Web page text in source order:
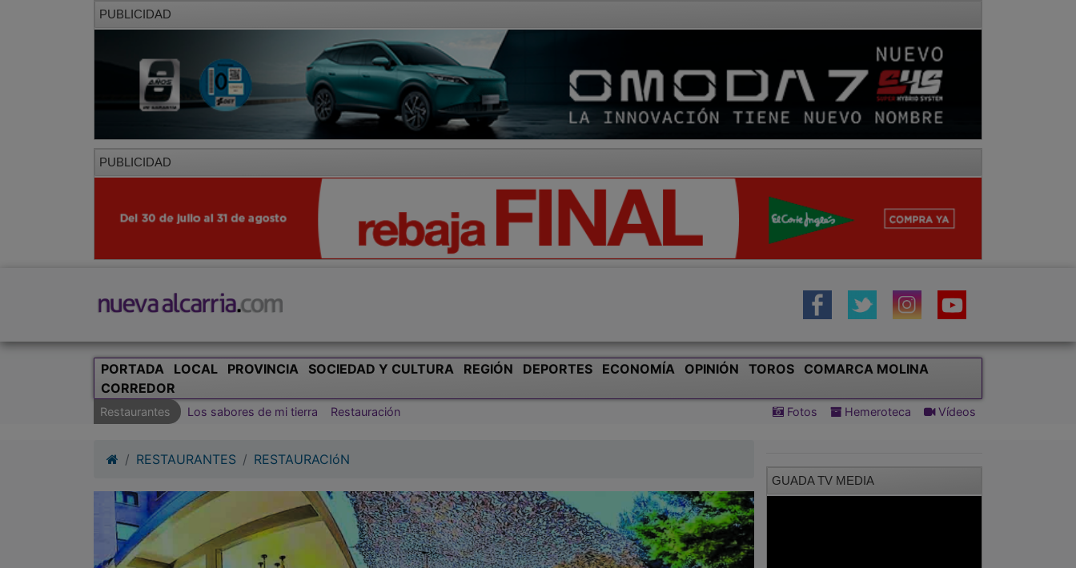
PUBLICIDAD
PUBLICIDAD
PORTADA LOCAL PROVINCIA SOCIEDAD Y CULTURA REGIÓN DEPORTES ECONOMÍA OPINIÓN TOROS
COMARCA MOLINA
CORREDOR
Restaurantes Los sabores de mi tierra Restauración Fotos Hemeroteca Vídeos
RESTAURANTES RESTAURACIóN
GUADA TV MEDIA